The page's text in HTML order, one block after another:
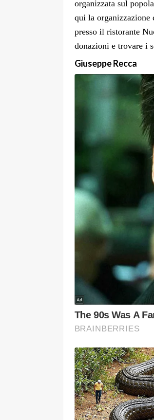
organizzata sul
qui la organizzazione
presso il ristorante
donazioni e trovare i
Giuseppe Recca